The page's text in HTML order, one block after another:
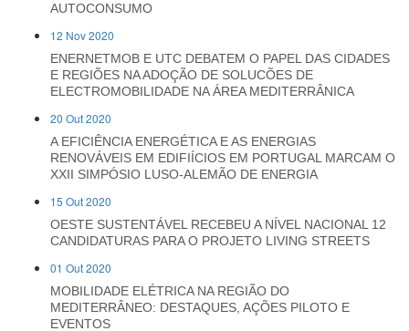
AUTOCONSUMO
12 Nov 2020
ENERNETMOB E UTC DEBATEM O PAPEL DAS CIDADES
E REGIÕES NA ADOÇÃO DE SOLUCÕES DE
ELECTROMOBILIDADE NA ÁREA MEDITERRÂNICA
20 Out 2020
A EFICIÊNCIA ENERGÉTICA E AS ENERGIAS
RENOVÁVEIS EM EDIFIÍCIOS EM PORTUGAL MARCAM O
XXII SIMPÓSIO LUSO-ALEMÃO DE ENERGIA
15 Out 2020
OESTE SUSTENTÁVEL RECEBEU A NÍVEL NACIONAL 12
CANDIDATURAS PARA O PROJETO LIVING STREETS
01 Out 2020
MOBILIDADE ELÉTRICA NA REGIÃO DO
MEDITERRÂNEO: DESTAQUES, AÇÕES PILOTO E
EVENTOS